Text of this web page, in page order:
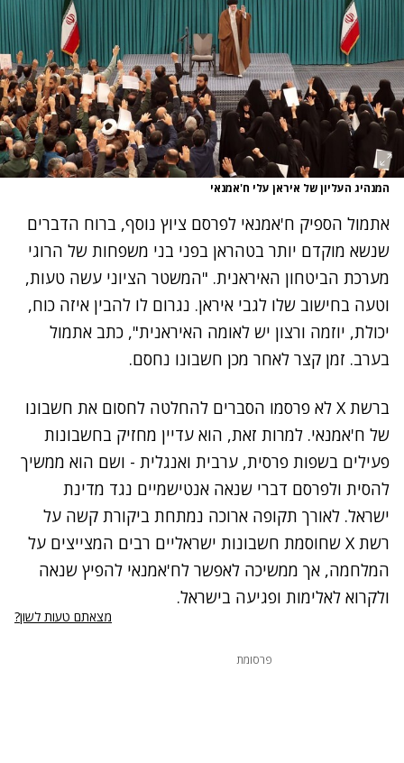
המנהיג העליון של איראן עלי ח'אמנאי
אתמול הספיק ח'אמנאי לפרסם ציוץ נוסף, ברוח הדברים
שנשא מוקדם יותר בטהראן בפני בני משפחות של הרוגי
מערכת הביטחון האיראנית. "המשטר הציוני עשה טעות,
וטעה בחישוב שלו לגבי איראן. נגרום לו להבין איזה כוח,
יכולת, יוזמה ורצון יש לאומה האיראנית", כתב אתמול
בערב. זמן קצר לאחר מכן חשבונו נחסם.
ברשת X לא פרסמו הסברים להחלטה לחסום את חשבונו
של ח'אמנאי. למרות זאת, הוא עדיין מחזיק בחשבונות
פעילים בשפות פרסית, ערבית ואנגלית - ושם הוא ממשיך
להסית ולפרסם דברי שנאה אנטישמיים נגד מדינת
ישראל. לאורך תקופה ארוכה נמתחת ביקורת קשה על
רשת X שחוסמת חשבונות ישראליים רבים המצייצים על
המלחמה, אך ממשיכה לאפשר לח'אמנאי להפיץ שנאה
ולקרוא לאלימות ופגיעה בישראל.
מצאתם טעות לשון?
פרסומת